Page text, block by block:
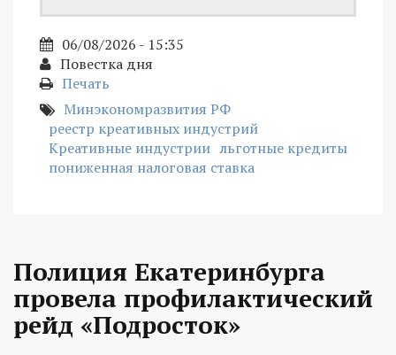
06/08/2026 - 15:35
Повестка дня
Печать
Минэкономразвития РФ
реестр креативных индустрий
Креативные индустрии льготные кредиты
пониженная налоговая ставка
Полиция Екатеринбурга
провела профилактический
рейд «Подросток»